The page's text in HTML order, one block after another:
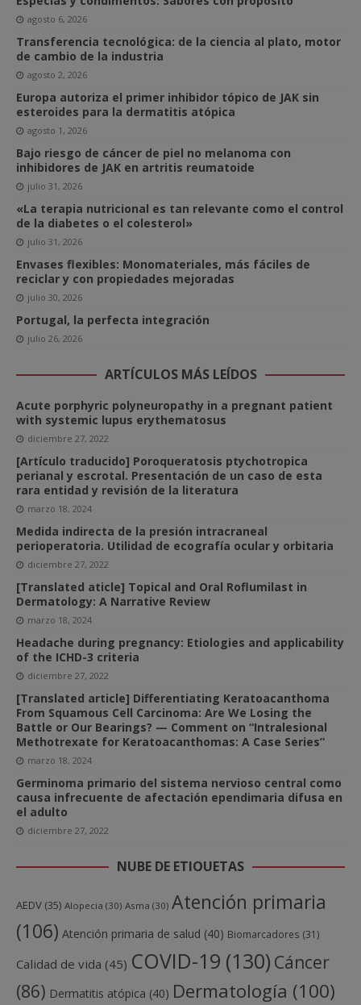
agosto 6, 2026
Transferencia tecnológica: de la ciencia al plato, motor
de cambio de la industria
agosto 2, 2026
Europa autoriza el primer inhibidor tópico de JAK sin
esteroides para la dermatitis atópica
agosto 1, 2026
Bajo riesgo de cáncer de piel no melanoma con
inhibidores de JAK en artritis reumatoide
julio 31, 2026
«La terapia nutricional es tan relevante como el control
de la diabetes o el colesterol»
julio 31, 2026
Envases flexibles: Monomateriales, más fáciles de
reciclar y con propiedades mejoradas
julio 30, 2026
Portugal, la perfecta integración
julio 26, 2026
ARTÍCULOS MÁS LEÍDOS
Acute porphyric polyneuropathy in a pregnant patient
with systemic lupus erythematosus
diciembre 27, 2022
[Artículo traducido] Poroqueratosis ptychotropica
perianal y escrotal. Presentación de un caso de esta
rara entidad y revisión de la literatura
marzo 18, 2024
Medida indirecta de la presión intracraneal
perioperatoria. Utilidad de ecografía ocular y orbitaria
diciembre 27, 2022
[Translated aticle] Topical and Oral Roflumilast in
Dermatology: A Narrative Review
marzo 18, 2024
Headache during pregnancy: Etiologies and applicability
of the ICHD-3 criteria
diciembre 27, 2022
[Translated article] Differentiating Keratoacanthoma
From Squamous Cell Carcinoma: Are We Losing the
Battle or Our Bearings? — Comment on “Intralesional
Methotrexate for Keratoacanthomas: A Case Series”
marzo 18, 2024
Germinoma primario del sistema nervioso central como
causa infrecuente de afectación ependimaria difusa en
el adulto
diciembre 27, 2022
NUBE DE ETIQUETAS
AEDV (35) Alopecia (30) Asma (30) Atención primaria
(106) Atención primaria de salud (40) Biomarcadores (31)
Calidad de vida (45) COVID-19 (130) Cáncer
(86) Dermatitis atópica (40) Dermatología (100)